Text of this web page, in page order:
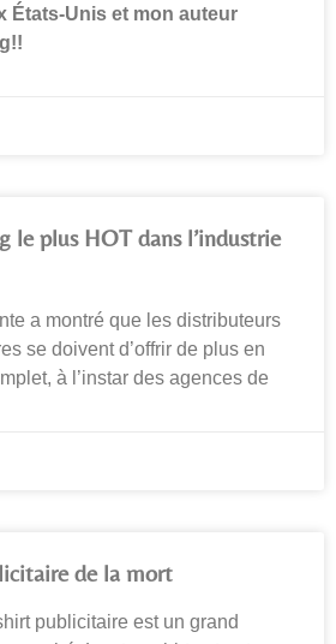
États-Unis et mon auteur
le plus HOT dans l’industrie
a montré que les distributeurs
se doivent d’offrir de plus en
à l’instar des agences de
de la mort
publicitaire est un grand